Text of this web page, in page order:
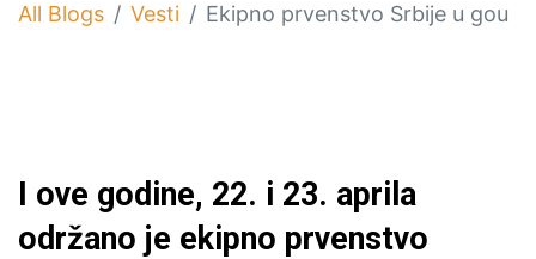
All Blogs Vesti Ekipno prvenstvo Srbije u gou
I ove godine, 22. i 23. aprila
održano je ekipno prvenstvo